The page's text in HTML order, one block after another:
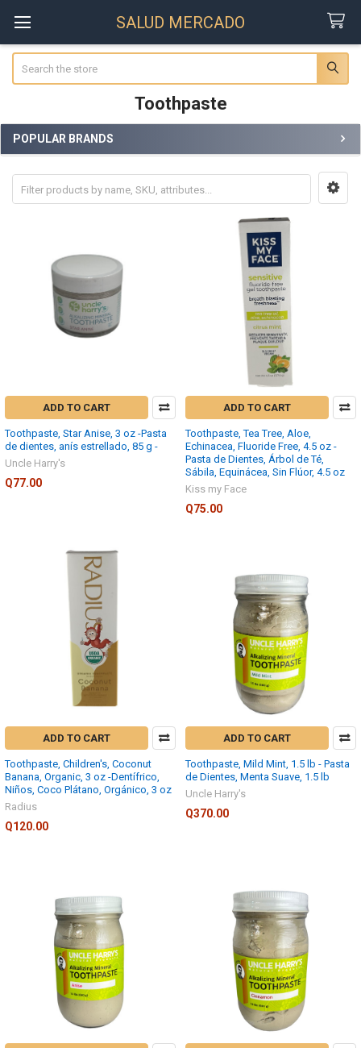
SALUD MERCADO
Toothpaste
Sidebar
POPULAR BRANDS
ADD TO CART
Toothpaste, Star Anise, 3 oz -Pasta
de dientes, anís estrellado, 85 g -
Uncle Harry's
Q77.00
ADD TO CART
Toothpaste, Tea Tree, Aloe,
Echinacea, Fluoride Free, 4.5 oz -
Pasta de Dientes, Árbol de Té,
Sábila, Equinácea, Sin Flúor, 4.5 oz
Kiss my Face
Q75.00
ADD TO CART
Toothpaste, Children's, Coconut
Banana, Organic, 3 oz -Dentífrico,
Niños, Coco Plátano, Orgánico, 3 oz
Radius
Q120.00
ADD TO CART
Toothpaste, Mild Mint, 1.5 lb - Pasta
de Dientes, Menta Suave, 1.5 lb
Uncle Harry's
Q370.00